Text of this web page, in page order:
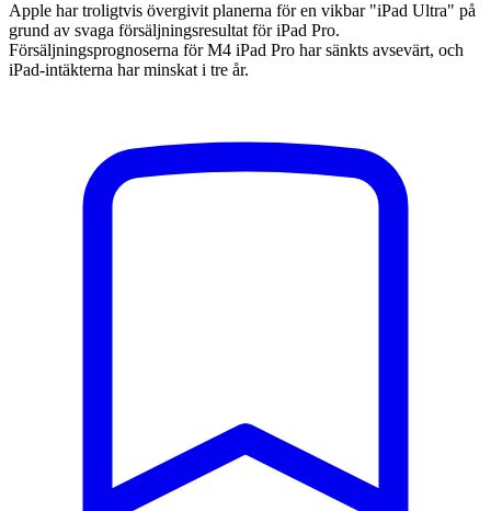
Apple har troligtvis övergivit planerna för en vikbar "iPad Ultra" på
grund av svaga försäljningsresultat för iPad Pro.
Försäljningsprognoserna för M4 iPad Pro har sänkts avsevärt, och
iPad-intäkterna har minskat i tre år.